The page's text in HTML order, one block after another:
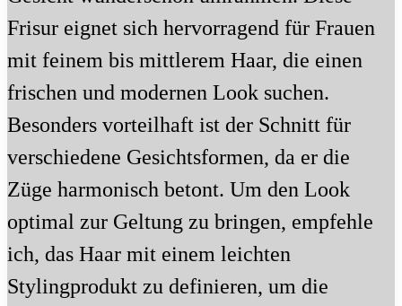
Frisur eignet sich hervorragend für Frauen
mit feinem bis mittlerem Haar, die einen
frischen und modernen Look suchen.
Besonders vorteilhaft ist der Schnitt für
verschiedene Gesichtsformen, da er die
Züge harmonisch betont. Um den Look
optimal zur Geltung zu bringen, empfehle
ich, das Haar mit einem leichten
Stylingprodukt zu definieren, um die